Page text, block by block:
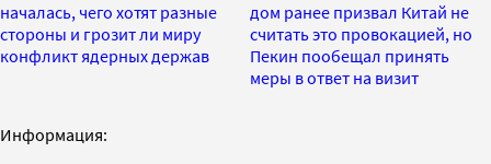
началась, чего хотят разные
стороны и грозит ли миру
конфликт ядерных держав
дом ранее призвал Китай не
считать это провокацией, но
Пекин пообещал принять
меры в ответ на визит
Информация: